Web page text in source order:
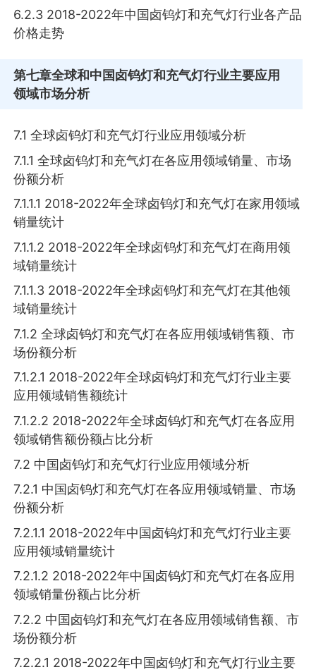
6.2.3 2018-2022年中国卤钨灯和充气灯行业各产品
价格走势
第七章全球和中国卤钨灯和充气灯行业主要应用
领域市场分析
7.1 全球卤钨灯和充气灯行业应用领域分析
7.1.1 全球卤钨灯和充气灯在各应用领域销量、市场
份额分析
7.1.1.1 2018-2022年全球卤钨灯和充气灯在家用领域
销量统计
7.1.1.2 2018-2022年全球卤钨灯和充气灯在商用领
域销量统计
7.1.1.3 2018-2022年全球卤钨灯和充气灯在其他领
域销量统计
7.1.2 全球卤钨灯和充气灯在各应用领域销售额、市
场份额分析
7.1.2.1 2018-2022年全球卤钨灯和充气灯行业主要
应用领域销售额统计
7.1.2.2 2018-2022年全球卤钨灯和充气灯在各应用
领域销售额份额占比分析
7.2 中国卤钨灯和充气灯行业应用领域分析
7.2.1 中国卤钨灯和充气灯在各应用领域销量、市场
份额分析
7.2.1.1 2018-2022年中国卤钨灯和充气灯行业主要
应用领域销量统计
7.2.1.2 2018-2022年中国卤钨灯和充气灯在各应用
领域销量份额占比分析
7.2.2 中国卤钨灯和充气灯在各应用领域销售额、市
场份额分析
7.2.2.1 2018-2022年中国卤钨灯和充气灯行业主要